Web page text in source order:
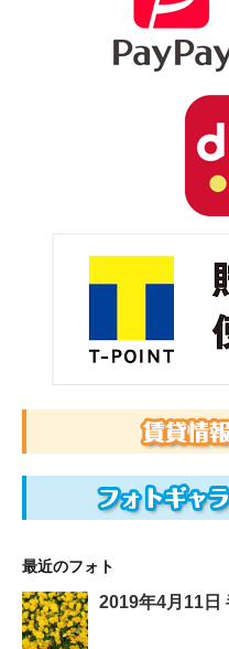
最近のフォト
2019年4月11日